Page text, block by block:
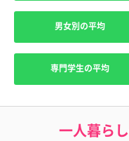
男女別の平均
専門学生の平均
一人暮らし